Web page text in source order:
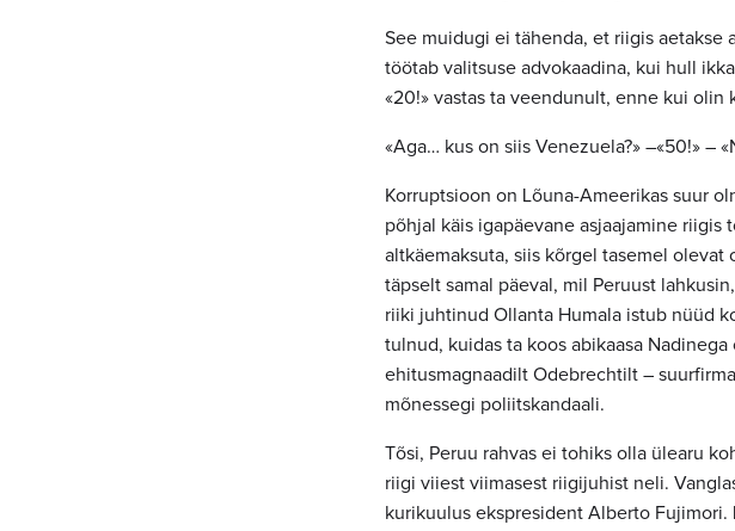
See muidugi ei tähenda, et riigis aetakse
töötab valitsuse advokaadina, kui hull
«20!» vastas ta veendunult, enne kui olin
«Aga… kus on siis Venezuela?» –«50!» –
Korruptsioon on Lõuna-Ameerikas suur
põhjal käis igapäevane asjaajamine riigis
altkäemaksuta, siis kõrgel tasemel
täpselt samal päeval, mil Peruust
riiki juhtinud Ollanta Humala istub nüüd
tulnud, kuidas ta koos abikaasa
ehitusmagnaadilt Ode­brechtilt –
mõnessegi poliitskandaali.
Tõsi, Peruu rahvas ei tohiks olla ülearu
riigi viiest viimasest riigijuhist neli.
kurikuulus ekspresident Alberto